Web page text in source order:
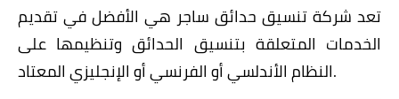
تعد شركة تنسيق حدائق ساجر هي الأفضل في تقديم
الخدمات المتعلقة بتنسيق الحدائق وتنظيمها على
النظام الأندلسي أو الفرنسي أو الإنجليزي المعتاد.